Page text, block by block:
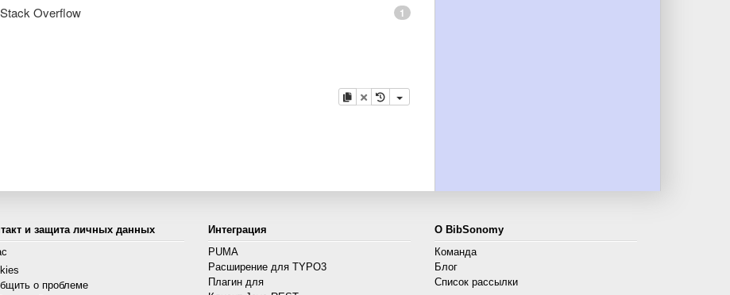
1
Overflow
копировать
удалить
и защита личных данных
о проблеме
Интеграция
PUMA
Расширение для TYPO3
Плагин для
О BibSonomy
Команда
Блог
Список рассылки